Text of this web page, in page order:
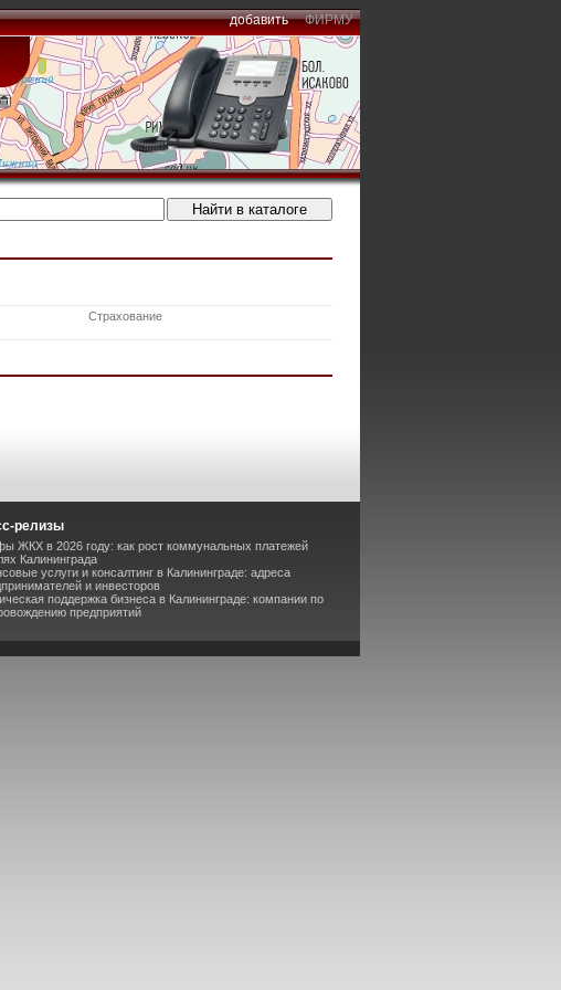
добавить ФИРМУ
Страхование
релизы
ЖКХ в 2026 году: как рост коммунальных платежей
Калининграда
услуги и консалтинг в Калининграде: адреса
и инвесторов
поддержка бизнеса в Калининграде: компании по
предприятий